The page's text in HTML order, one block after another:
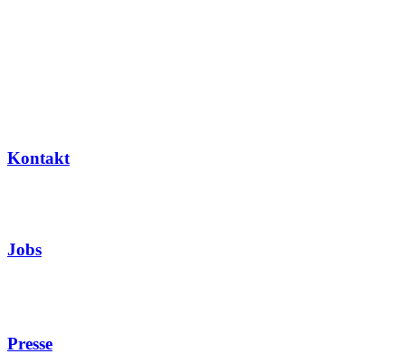
Kontakt
Jobs
Presse